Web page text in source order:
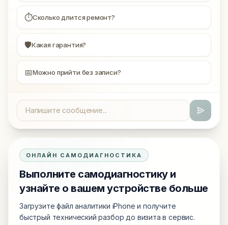
⏱Сколько длится ремонт?
🛡Какая гарантия?
📅Можно прийти без записи?
ОНЛАЙН САМОДИАГНОСТИКА
Выполните самодиагностику и
узнайте о вашем устройстве больше
Загрузите файл аналитики iPhone и получите
быстрый технический разбор до визита в сервис.